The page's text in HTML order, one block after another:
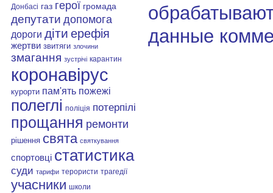
Донбасі газ герої громада
депутати допомога
дороги діти ерефія
жертви звитяги злочини
змагання зустрічі карантин
коронавірус
курорти пам'ять пожежі
полеглі поліція потерпілі
прощання ремонти
рішення свята святкування
спортовці статистика
суди тарифи терористи трагедії
учасники школи
данные